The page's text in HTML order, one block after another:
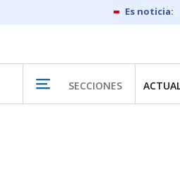
SECCIONES